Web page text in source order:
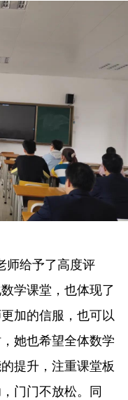
师给予了高度评
学课堂，也体现了
加的信服，也可以
她也希望全体数学
提升，注重课堂板
门门不放松。同